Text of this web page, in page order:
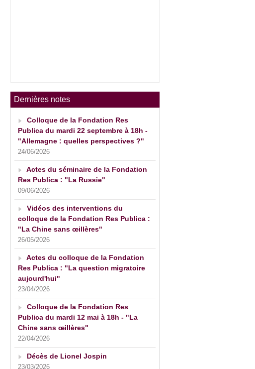
Dernières notes
Colloque de la Fondation Res
Publica du mardi 22 septembre à 18h -
"Allemagne : quelles perspectives ?"
24/06/2026
Actes du séminaire de la Fondation
Res Publica : "La Russie"
09/06/2026
Vidéos des interventions du
colloque de la Fondation Res Publica :
"La Chine sans œillères"
26/05/2026
Actes du colloque de la Fondation
Res Publica : "La question migratoire
aujourd'hui"
23/04/2026
Colloque de la Fondation Res
Publica du mardi 12 mai à 18h - "La
Chine sans œillères"
22/04/2026
Décès de Lionel Jospin
23/03/2026